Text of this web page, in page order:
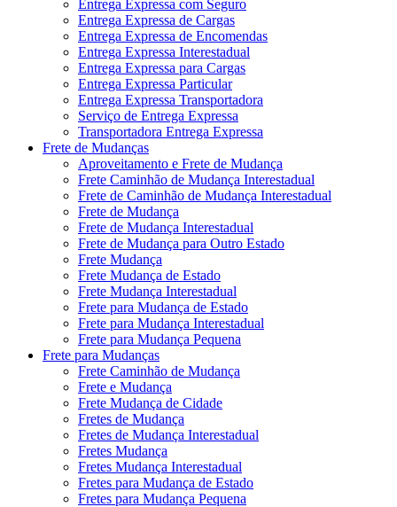
Entrega Expressa com Seguro
Entrega Expressa de Cargas
Entrega Expressa de Encomendas
Entrega Expressa Interestadual
Entrega Expressa para Cargas
Entrega Expressa Particular
Entrega Expressa Transportadora
Serviço de Entrega Expressa
Transportadora Entrega Expressa
Frete de Mudanças
Aproveitamento e Frete de Mudança
Frete Caminhão de Mudança Interestadual
Frete de Caminhão de Mudança Interestadual
Frete de Mudança
Frete de Mudança Interestadual
Frete de Mudança para Outro Estado
Frete Mudança
Frete Mudança de Estado
Frete Mudança Interestadual
Frete para Mudança de Estado
Frete para Mudança Interestadual
Frete para Mudança Pequena
Frete para Mudanças
Frete Caminhão de Mudança
Frete e Mudança
Frete Mudança de Cidade
Fretes de Mudança
Fretes de Mudança Interestadual
Fretes Mudança
Fretes Mudança Interestadual
Fretes para Mudança de Estado
Fretes para Mudança Pequena